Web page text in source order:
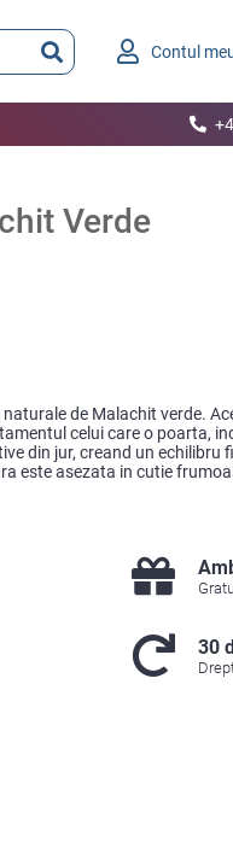
Contul
Verde
de Malachit verde.
celui care o poarta,
din jur, creand un
este asezata in cutie
30